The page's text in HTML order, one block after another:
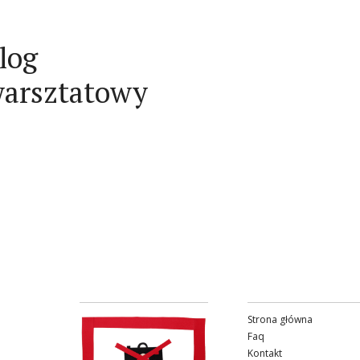
Strona główna
Faq
Kontakt